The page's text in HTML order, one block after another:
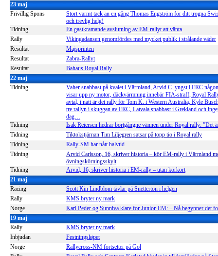
23 maj
Frivillig Spons
Stort varmt tack än en gång Thomas Engström för ditt trogna
och trevlig helg!
Tidning
En gastkramande avslutning av EM-rallyt att vänta
Rally
Vikingadansen genomfördes med mycket publik i strålande väder
Resultat
Majsprinten
Resultat
Zabra-Rallyt
Resultat
Bahaus Royal Rally
22 maj
Tidning
Vaher snabbast på kvalet i Värmland, Arvid C. yngst i ERC
visar upp ny motor, däckvärmning innebär FIA-straff, Royal
avtal, i natt är det rally för Tom K. i Western Australia, Kyle
tre rallyn i skuggan av ERC, Latvala snabbast i Grekland och
dag…
Tidning
Isak Reiersen hedrar bortgångne vännen under Royal rally: ”Det
Tidning
Tiktokstjärnan Tim Liljegren satsar på topp tio i Royal rally
Tidning
Rally-SM har nått halvtid
Tidning
Arvid Carlsson, 16, skriver historia – kör EM-rally i Värmland
övningskörningsskylt
Tidning
Arvid, 16, skriver historia i EM-rally – utan körkort
21 maj
Racing
Scott Kin Lindblom tävlar på Snetterton i helgen
Rally
KMS bryter ny mark
Norge
Karl Peder og Sunniva klare for Junior-EM: – Nå begynner det
19 maj
Rally
KMS bryter ny mark
Inbjudan
Festningsløpet
Norge
Rallycross-NM fortsetter på Gol